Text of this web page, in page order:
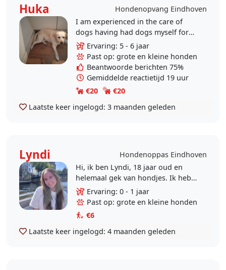
Huka
Hondenopvang Eindhoven
I am experienced in the care of
dogs having had dogs myself for
close to two decades. As an avid
pet lover and per sitter I host dogs
for boarding..
Ervaring: 5 - 6 jaar
Past op: grote en kleine honden
Beantwoorde berichten 75%
Gemiddelde reactietijd 19 uur
€20
€20
Laatste keer ingelogd: 3 maanden geleden
Lyndi
Hondenoppas Eindhoven
Hi, ik ben Lyndi, 18 jaar oud en
helemaal gek van hondjes. Ik heb
ervaring met oppashonden en laat
graag hondjes uit! Het knuffelen
met hen vind ik..
Ervaring: 0 - 1 jaar
Past op: grote en kleine honden
€6
Laatste keer ingelogd: 4 maanden geleden